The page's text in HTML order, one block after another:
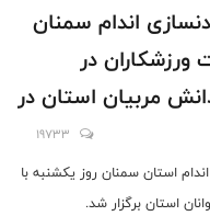
اندام سمنان
ورزشکاران در
مربیان استان در
19733
استان سمنان روز یکشنبه با
استان برگزار شد.